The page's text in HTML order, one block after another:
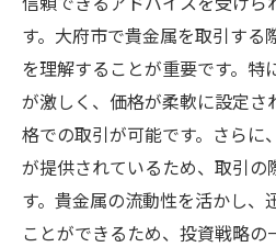
す。大府市で貴金属を取引する
を理解することが重要です。特
が激しく、価格が柔軟に設定
格での取引が可能です。さらに
が提供されているため、取引の
す。貴金属の流動性を活かし、
ことができるため、投資戦略